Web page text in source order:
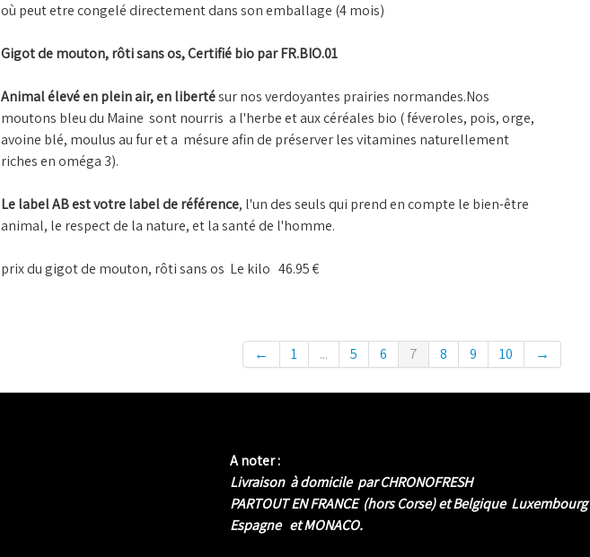
où peut etre congelé directement dans son emballage (4 mois)
Gigot de mouton, rôti sans os, Certifié bio par FR.BIO.01
Animal élevé en plein air, en libertésur nos verdoyantes prairies normandes.Nos
moutons bleu du Maine sont nourris a l'herbe et aux céréales bio ( féveroles, pois, orge,
avoine blé, moulus au fur et a mésure afin de préserver les vitamines naturellement
riches en oméga 3).
Le label AB est votre label de référence, l'un des seuls qui prend en compte le bien-être
animal, le respect de la nature, et la santé de l'homme.
prix du gigot de mouton, rôti sans os Le kilo 46.95 €
← 1 ... 5 6 7 8 9 10 →
A noter :
Livraison à domicile par CHRONOFRESH
PARTOUT EN FRANCE (hors Corse) et Belgique Luxembourg
Espagne et MONACO.